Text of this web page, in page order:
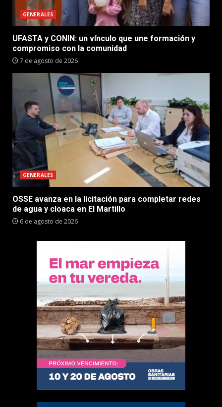
GENERALES
UFASTA y CONIN: un vínculo que une formación y
compromiso con la comunidad
7 de agosto de 2026
GENERALES
OSSE avanza en la licitación para completar redes
de agua y cloaca en El Martillo
6 de agosto de 2026